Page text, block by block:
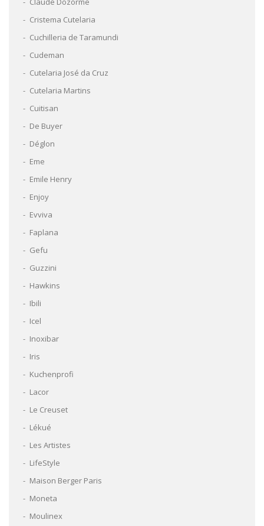
Cristema Cutelaria
Cuchilleria de Taramundi
Cudeman
Cutelaria José da Cruz
Cutelaria Martins
Cuitisan
De Buyer
Déglon
Eme
Emile Henry
Enjoy
Evviva
Faplana
Gefu
Guzzini
Hawkins
Ibili
Icel
Inoxibar
Iris
Kuchenprofi
Lacor
Le Creuset
Lékué
Les Artistes
LifeStyle
Maison Berger Paris
Moneta
Moulinex